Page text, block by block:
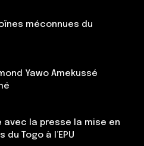
méconnues du
Yawo Amekussé
avec la presse la mise en
Togo à l’EPU